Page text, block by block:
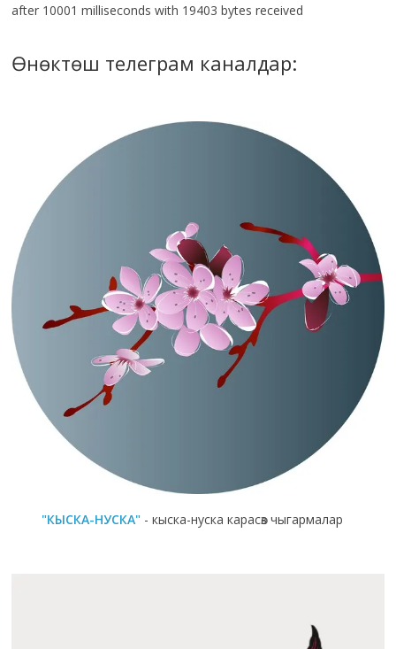
after 10001 milliseconds with 19403 bytes received
Өнөктөш телеграм каналдар:
"КЫСКА-НУСКА" - кыска-нуска карасөз чыгармалар